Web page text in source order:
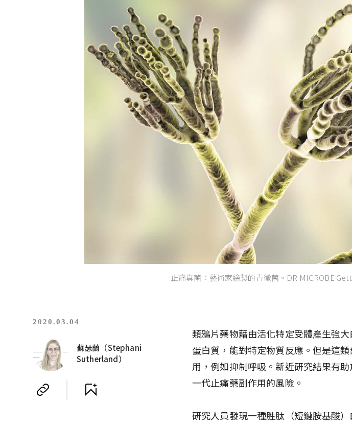
止痛真菌：藝術家繪製的青黴菌。DR MICROBE
2020.03.04
蘇瑟蘭（Stephani
Sutherland）
類鴉片藥物藉由活化特定受體產生強
蛋白質，能對特定物質反應。但是這
用，例如抑制呼吸。新近研究結果有
一代止痛藥副作用的風險。
研究人員發現一種胜肽（短鏈胺基酸